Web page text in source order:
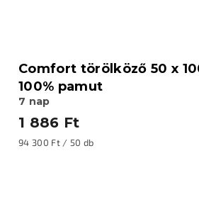
Comfort törölköző 50 x
100% pamut
7 nap
1 886 Ft
Egységár:
94 300 Ft / 50 db